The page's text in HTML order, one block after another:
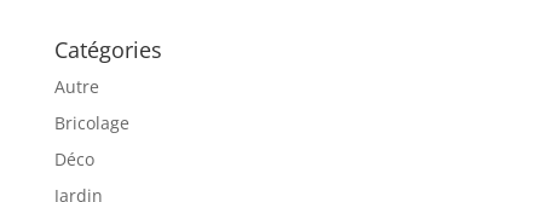
Catégories
Autre
Bricolage
Déco
Jardin